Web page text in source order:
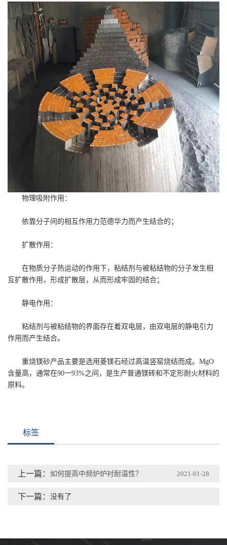
物理吸附作用：
依靠分子间的相互作用力范德华力而产生结合的；
扩散作用：
在物质分子热运动的作用下，粘结剂与被粘结物的分子发生相
互扩散作用，形成扩散层，从而形成牢固的结合；
静电作用：
粘结剂与被粘结物的界面存在着双电层，由双电层的静电引力
作用而产生结合。
重烧镁砂产品主要是选用菱镁石经过高温竖窑烧结而成。MgO
含量高，通常在90一93%之间，是生产普通镁砖和不定形耐火材料的
原料。
标签
上一篇： 如何提高中频炉炉衬耐温性？ 2021-01-28
下一篇： 没有了